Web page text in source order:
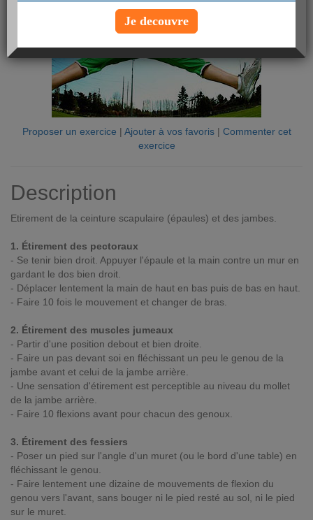
Proposer un exercice | Ajouter à vos favoris| Commenter cet
exercice
Description
Etirement de la ceinture scapulaire (épaules) et des jambes.
1. Étirement des pectoraux
- Se tenir bien droit. Appuyer l'épaule et la main contre un mur en
gardant le dos bien droit.
- Déplacer lentement la main de haut en bas puis de bas en haut.
- Faire 10 fois le mouvement et changer de bras.
2. Étirement des muscles jumeaux
- Partir d'une position debout et bien droite.
- Faire un pas devant soi en fléchissant un peu le genou de la
jambe avant et celui de la jambe arrière.
- Une sensation d'étirement est perceptible au niveau du mollet
de la jambe arrière.
- Faire 10 flexions avant pour chacun des genoux.
3. Étirement des fessiers
- Poser un pied sur l'angle d'un muret (ou le bord d'une table) en
fléchissant le genou.
- Faire lentement une dizaine de mouvements de flexion du
genou vers l'avant, sans bouger ni le pied resté au sol, ni le pied
sur le muret.
Je decouvre